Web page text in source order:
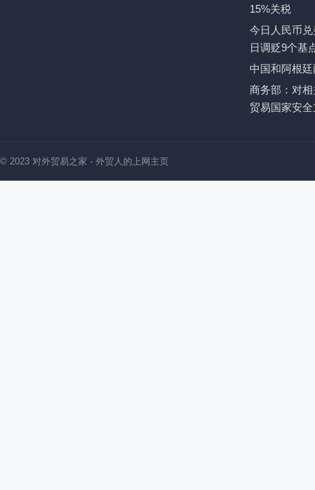
15%关税
今日人民币
日调贬9个基
中国和阿根
商务部：对
贸易国家安
© 2023 对外贸易之家 - 外贸人的上网主页